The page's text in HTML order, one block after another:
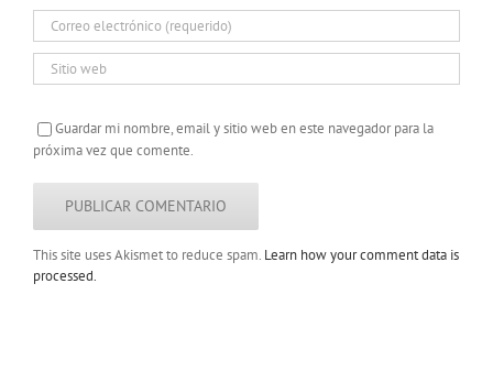
Guardar mi nombre, email y sitio web en este navegador para la
próxima vez que comente.
This site uses Akismet to reduce spam. Learn how your comment data is
processed.